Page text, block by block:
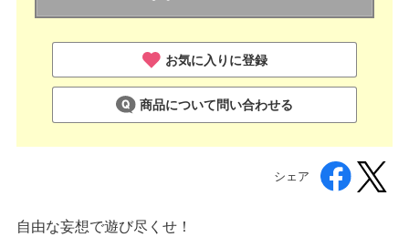
お気に入りに登録
商品について問い合わせる
シェア
自由な妄想で遊び尽くせ！